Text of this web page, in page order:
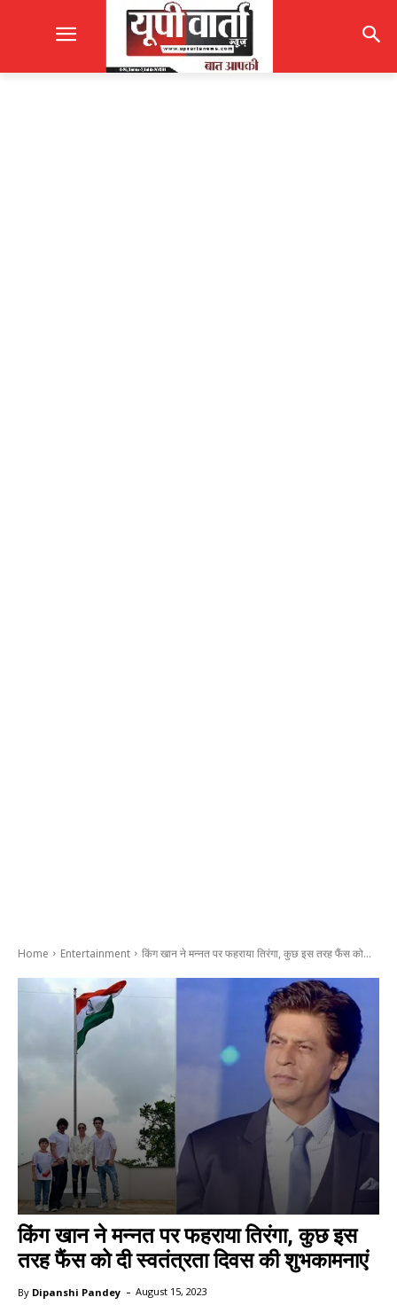
Home Entertainment किंग खान ने मन्नत पर फहराया तिरंगा, कुछ इस तरह फैंस को...
किंग खान ने मन्नत पर फहराया तिरंगा, कुछ इस
तरह फैंस को दी स्वतंत्रता दिवस की शुभकामनाएं
By Dipanshi Pandey - August 15, 2023